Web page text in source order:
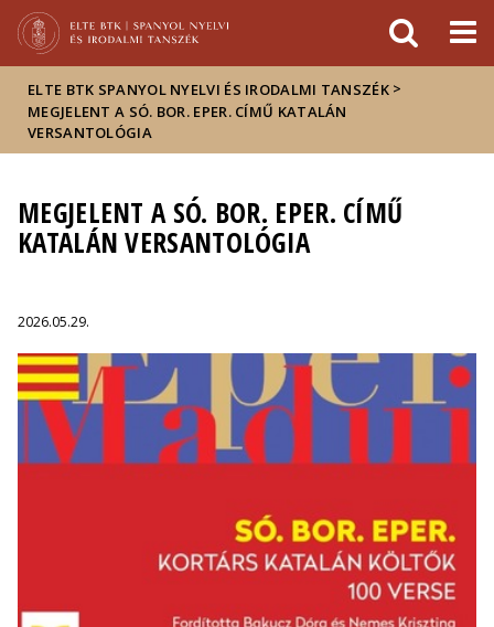
Hírek
Események
ELTE a
sajtóban
ELTE BTK SPANYOL NYELVI ÉS IRODALMI TANSZÉK >
MEGJELENT A SÓ. BOR. EPER. CÍMŰ KATALÁN
VERSANTOLÓGIA
MEGJELENT A SÓ. BOR. EPER. CÍMŰ
KATALÁN VERSANTOLÓGIA
2026.05.29.